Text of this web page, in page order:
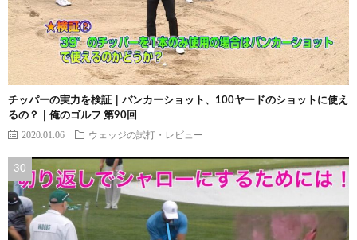
チッパーの実力を検証｜バンカーショット、100ヤードのショットに使え
るの？｜俺のゴルフ 第90回
2020.01.06 ウェッジの試打・レビュー